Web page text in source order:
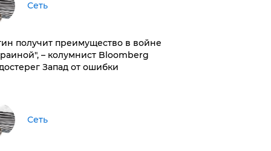
Сеть
получит преимущество в войне
– колумнист Bloomberg
Запад от ошибки
Сеть